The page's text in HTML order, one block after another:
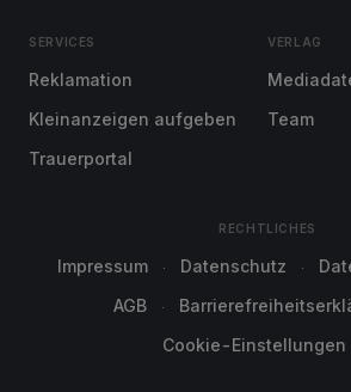
SERVICES
Reklamation
Kleinanzeigen aufgeben
Trauerportal
VERLAG
Team
RECHTLICHES
Impressum Datenschutz
AGB
Cookie-Einstellungen